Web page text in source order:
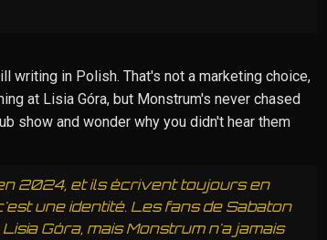
writing in Polish. That's not a marketing choice,
at Lisia Góra, but Monstrum's never chased
show and wonder why you didn't hear them
2024, et ils écrivent toujours en
une identité. Les fans de Sabaton
Góra, mais Monstrum n'a jamais